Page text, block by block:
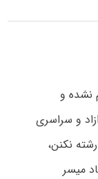
نشده و
و سراسری
نکنن،
میسر